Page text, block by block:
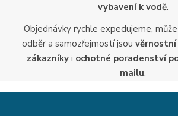
vybavení k vodě.
Objednávky rychle expedujeme,
odběr a samozřejmostí jsou
zákazníky i ochotné poradenství
mailu.